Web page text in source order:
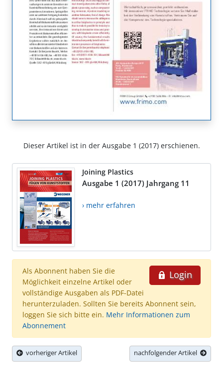
Dieser Artikel ist in der Ausgabe 1 (2017) erschienen.
Joining Plastics
Ausgabe 1 (2017) Jahrgang 11
› mehr erfahren
Login
Als Abonnent haben Sie die
Möglichkeit einzelne Artikel oder
vollständige Ausgaben als PDF-Datei
herunterzuladen. Sollten Sie bereits Abonnent sein,
loggen Sie sich bitte ein. Mehr Informationen zum
Abonnement
vorheriger Artikel nachfolgender Artikel